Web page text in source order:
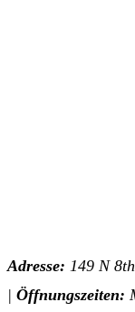
Adresse: 149 N
| Öffnungszeiten: